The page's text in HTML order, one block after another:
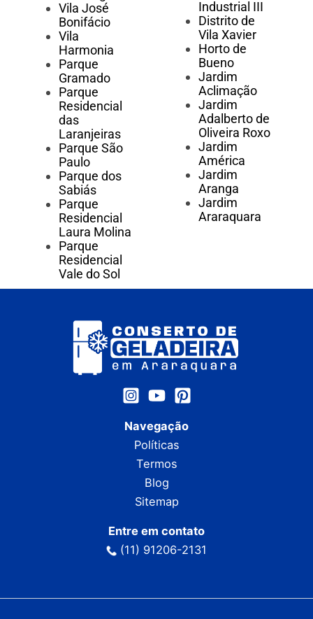
Vila José
Bonifácio
Vila
Harmonia
Parque
Gramado
Parque
Residencial
das
Laranjeiras
Parque São
Paulo
Parque dos
Sabiás
Parque
Residencial
Laura Molina
Parque
Residencial
Vale do Sol
Industrial III
Distrito de
Vila Xavier
Horto de
Bueno
Jardim
Aclimação
Jardim
Adalberto de
Oliveira Roxo
Jardim
América
Jardim
Aranga
Jardim
Araraquara
Navegação
Políticas
Termos
Blog
Sitemap
Entre em contato
(11) 91206-2131